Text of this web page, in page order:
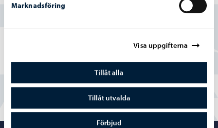
Marknadsföring
Visa uppgifterna
Tillåt alla
Tillåt utvalda
Förbjud